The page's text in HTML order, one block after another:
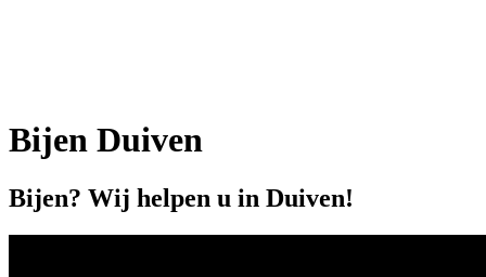
Bijen Duiven
Bijen? Wij helpen u in Duiven!